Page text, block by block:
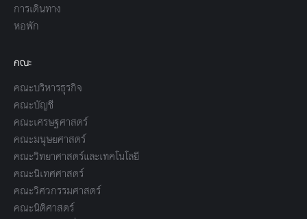
การเดินทาง
หอพัก
คณะ
คณะบริหารธุรกิจ
คณะบัญชี
คณะเศรษฐศาสตร์
คณะมนุษยศาสตร์
คณะวิทยาศาสตร์และเทคโนโลยี
คณะนิเทศศาสตร์
คณะวิศวกรรมศาสตร์
คณะนิติศาสตร์